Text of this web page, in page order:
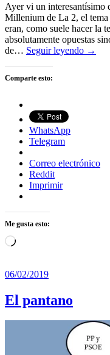
Ayer vi un interesantísimo
Millenium de La 2, el tema
eran, como suele hacer la
absolutamente opuestas
de… Seguir leyendo →
Comparte esto:
WhatsApp
Telegram
Correo electrónico
Reddit
Imprimir
Me gusta esto:
Cargando...
06/02/2019
El pantano